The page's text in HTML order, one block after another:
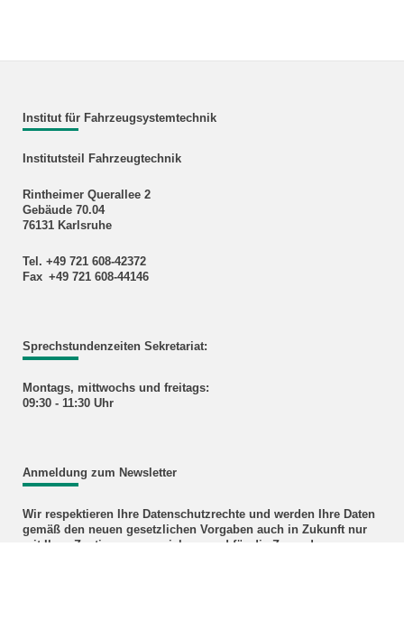
Institut für Fahrzeugsystemtechnik
Institutsteil Fahrzeugtechnik
Rintheimer Querallee 2
Gebäude 70.04
76131 Karlsruhe
Tel. +49 721 608-42372
Fax +49 721 608-44146
Sprechstundenzeiten Sekretariat:
Montags, mittwochs und freitags:
09:30 - 11:30 Uhr
Anmeldung zum Newsletter
Wir respektieren Ihre Datenschutzrechte und werden Ihre Daten
gemäß den neuen gesetzlichen Vorgaben auch in Zukunft nur
mit Ihrer Zustimmung speichern und für die Zusendung von